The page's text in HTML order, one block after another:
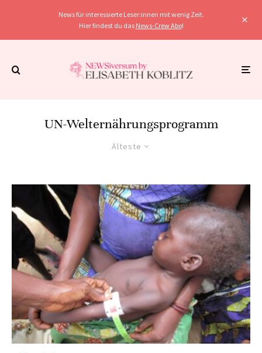
News für interessierte Leser:innen mit wenig Zeit.
Hier findest du das News-Crew Abo!
UN-Welternährungsprogramm
Älteste